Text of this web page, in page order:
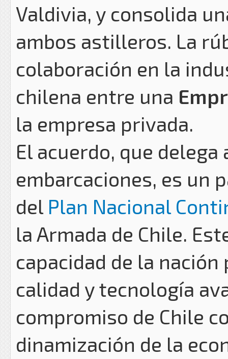
Valdivia, y consolida
ambos astilleros. La
colaboración en la
chilena entre una
la empresa privada.
El acuerdo, que
embarcaciones, es un
del Plan Nacional
la Armada de Chile.
capacidad de la
calidad y tecnología
compromiso de Chile
dinamización de la